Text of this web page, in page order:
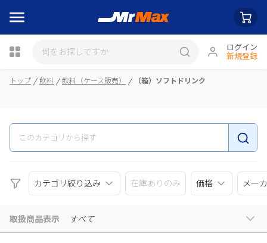
ログイン
新規登録
瓶詰
トップ 飲料 飲料（ケース販売） （箱）ソフトドリンク
カテゴリ絞り込み 在庫ありのみ 価格 メー
取扱商品表示 すべて